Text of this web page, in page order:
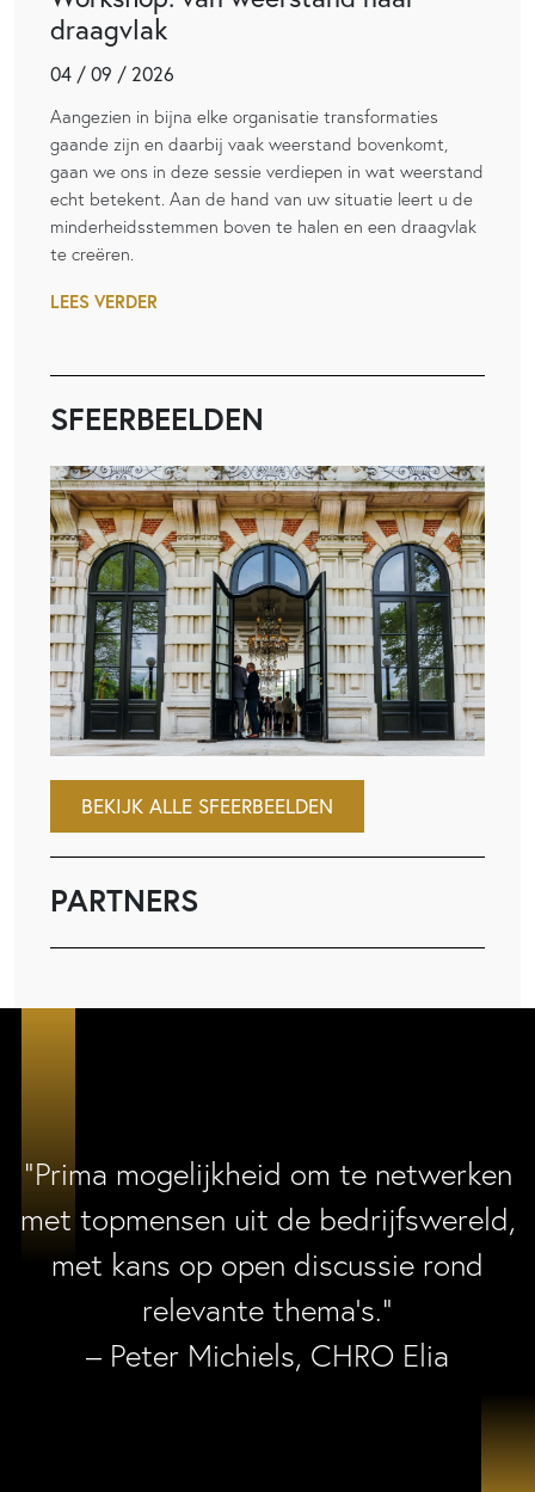
draagvlak
04 / 09 / 2026
Aangezien in bijna elke organisatie transformaties
gaande zijn en daarbij vaak weerstand bovenkomt,
gaan we ons in deze sessie verdiepen in wat weerstand
echt betekent. Aan de hand van uw situatie leert u de
minderheidsstemmen boven te halen en een draagvlak
te creëren.
LEES VERDER
SFEERBEELDEN
BEKIJK ALLE SFEERBEELDEN
PARTNERS
“Prima mogelijkheid om te netwerken
met topmensen uit de bedrijfswereld,
met kans op open discussie rond
relevante thema’s.”
– Peter Michiels, CHRO Elia